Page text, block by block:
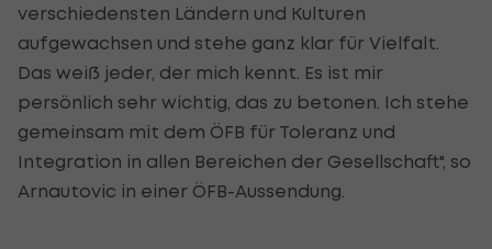
verschiedensten Ländern und Kulturen
aufgewachsen und stehe ganz klar für Vielfalt.
Das weiß jeder, der mich kennt. Es ist mir
persönlich sehr wichtig, das zu betonen. Ich stehe
gemeinsam mit dem ÖFB für Toleranz und
Integration in allen Bereichen der Gesellschaft", so
Arnautovic in einer ÖFB-Aussendung.